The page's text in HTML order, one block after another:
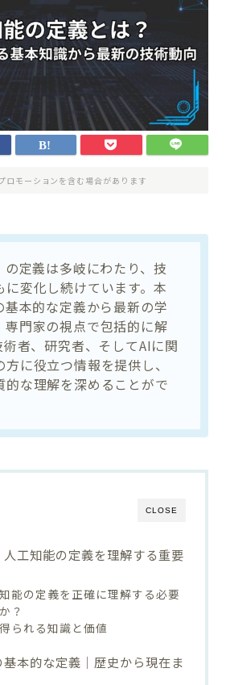
ロモーションを含む場合があります
の定義は多岐にわたり、技
変化し続けています。本
本的な定義から最新の学
専門家の視点で包括的に解
者、研究者、そしてAIに関
に役立つ情報を提供し、
的な理解を深めることがで
CLOSE
人工知能の定義を理解する重要
能の定義を正確に理解する必要
？
られる知識と価値
基本的な定義｜歴史から現在ま